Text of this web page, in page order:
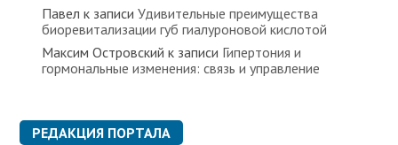
Павел к записиУдивительные преимущества
биоревитализации губ гиалуроновой кислотой
Максим Островский к записи Гипертония и
гормональные изменения: связь и управление
РЕДАКЦИЯ ПОРТАЛА